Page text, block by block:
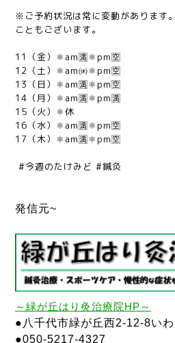
※ご予約状況は常に変動があります
こともございます。
11（金）⚛am🈵⚛pm🈳
12（土）⚛am㉁⚛pm🈳
13（日）⚛am🈵⚛pm🈳
14（月）⚛am🈵⚛pm🈵
15（火）⚛休
16（水）⚛am🈵⚛pm🈳
17（木）⚛am🈵⚛pm🈳
#今週のたけみど #鍼灸
発信元~
～ 緑が丘はり灸治療院HP～
●八千代市緑が丘西2-12-8い
●050-5217-4327